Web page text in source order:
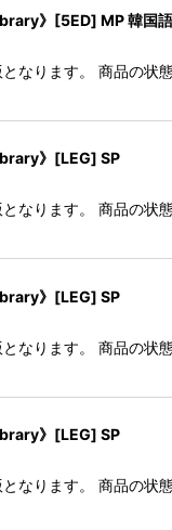
》[5ED] MP 韓国語
なります。 商品の状
》[LEG] SP
なります。 商品の状
》[LEG] SP
なります。 商品の状
》[LEG] SP
なります。 商品の状